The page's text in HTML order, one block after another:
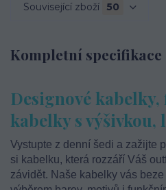
Související zboží 50
Kompletní specifikace
Designové
kabelky s
Vystupte z denní šedi a zažijte
si kabelku, která rozzáří Váš
závidět. Naše kabelky vás